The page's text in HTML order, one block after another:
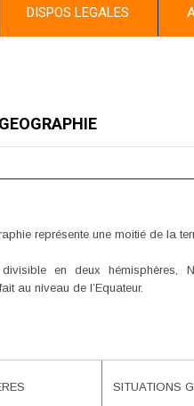
DISPOS LEGALES
représente une moitié de la
en deux hémisphères,
au niveau de l’Equateur.
SITUATIONS